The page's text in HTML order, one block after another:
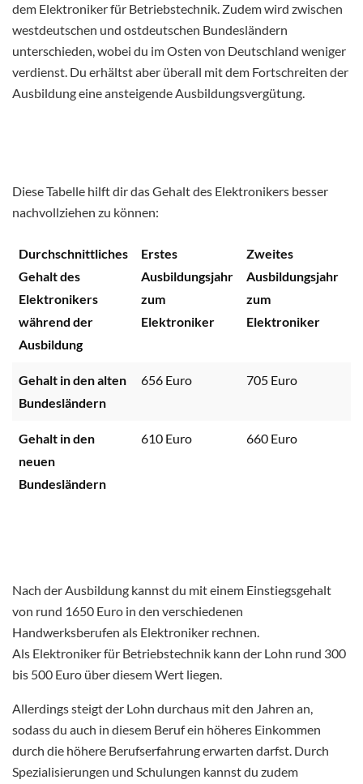
dem Elektroniker für Betriebstechnik. Zudem wird zwischen
westdeutschen und ostdeutschen Bundesländern
unterschieden, wobei du im Osten von Deutschland weniger
verdienst. Du erhältst aber überall mit dem Fortschreiten der
Ausbildung eine ansteigende Ausbildungsvergütung.
Diese Tabelle hilft dir das Gehalt des Elektronikers besser
nachvollziehen zu können:
Durchschnittliches
Gehalt des
Elektronikers
während der
Ausbildung
Erstes
Ausbildungsjahr
zum
Elektroniker
Zweites
Ausbildungsjahr
zum
Elektroniker
Gehalt in den alten
Bundesländern
656 Euro 705 Euro
Gehalt in den
neuen
Bundesländern
610 Euro 660 Euro
Nach der Ausbildung kannst du mit einem Einstiegsgehalt
von rund 1650 Euro in den verschiedenen
Handwerksberufen als Elektroniker rechnen.
Als Elektroniker für Betriebstechnik kann der Lohn rund 300
bis 500 Euro über diesem Wert liegen.
Allerdings steigt der Lohn durchaus mit den Jahren an,
sodass du auch in diesem Beruf ein höheres Einkommen
durch die höhere Berufserfahrung erwarten darfst. Durch
Spezialisierungen und Schulungen kannst du zudem